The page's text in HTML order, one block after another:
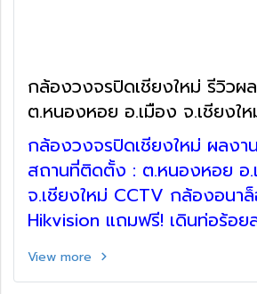
กล้องวงจรปิดเชียงใหม่ รีวิว
ต.หนองหอย อ.เมือง จ.เชียงใ
กล้องวงจรปิดเชียงใหม่ ผลงา
สถานที่ติดตั้ง : ต.หนองหอย อ.
จ.เชียงใหม่ CCTV กล้องอนา
Hikvision แถมฟรี! เดินท่อร้อย
View more